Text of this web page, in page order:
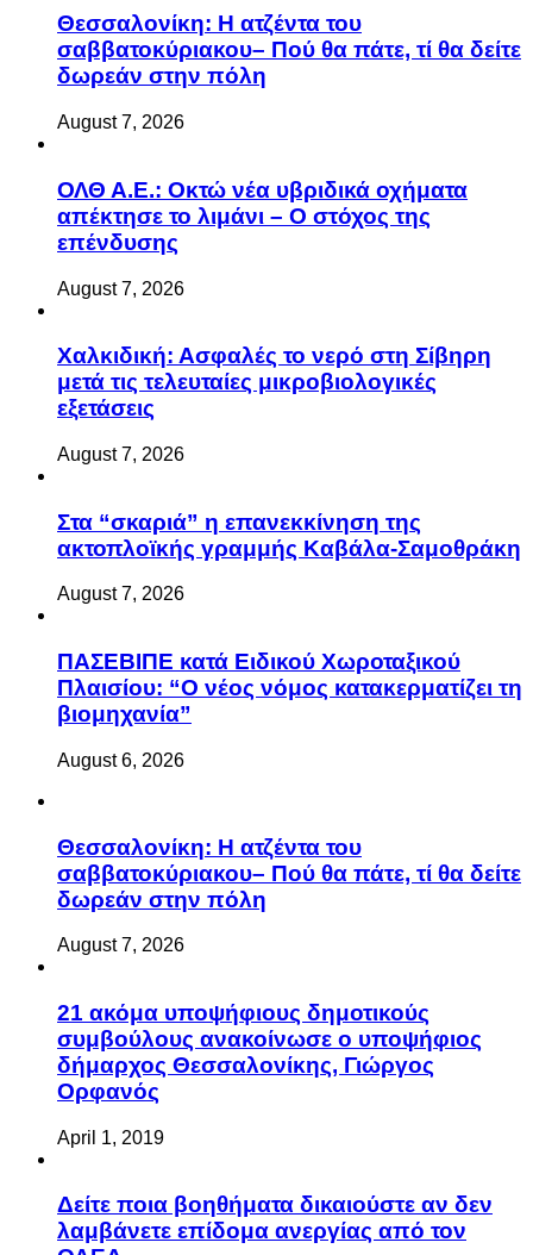
Θεσσαλονίκη: Η ατζέντα του
σαββατοκύριακου– Πού θα πάτε, τί θα δείτε
δωρεάν στην πόλη
August 7, 2026
ΟΛΘ Α.Ε.: Οκτώ νέα υβριδικά οχήματα
απέκτησε το λιμάνι – Ο στόχος της
επένδυσης
August 7, 2026
Χαλκιδική: Ασφαλές το νερό στη Σίβηρη
μετά τις τελευταίες μικροβιολογικές
εξετάσεις
August 7, 2026
Στα “σκαριά” η επανεκκίνηση της
ακτοπλοϊκής γραμμής Καβάλα-Σαμοθράκη
August 7, 2026
ΠΑΣΕΒΙΠΕ κατά Ειδικού Χωροταξικού
Πλαισίου: “Ο νέος νόμος κατακερματίζει τη
βιομηχανία”
August 6, 2026
Θεσσαλονίκη: Η ατζέντα του
σαββατοκύριακου– Πού θα πάτε, τί θα δείτε
δωρεάν στην πόλη
August 7, 2026
21 ακόμα υποψήφιους δημοτικούς
συμβούλους ανακοίνωσε ο υποψήφιος
δήμαρχος Θεσσαλονίκης, Γιώργος
Ορφανός
April 1, 2019
Δείτε ποια βοηθήματα δικαιούστε αν δεν
λαμβάνετε επίδομα ανεργίας από τον